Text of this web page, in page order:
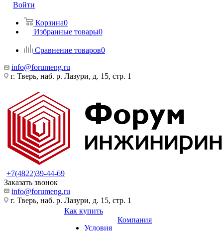
Войти
Корзина0
Избранные товары0
Сравнение товаров0
info@forumeng.ru
г. Тверь, наб. р. Лазури, д. 15, стр. 1
+7(4822)39-44-69
Заказать звонок
info@forumeng.ru
г. Тверь, наб. р. Лазури, д. 15, стр. 1
Как купить
Условия
Компания